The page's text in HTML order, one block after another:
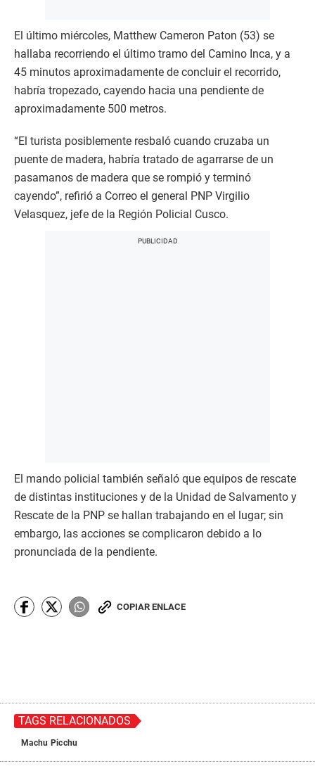
El último miércoles, Matthew Cameron Paton (53) se
hallaba recorriendo el último tramo del Camino Inca, y a
45 minutos aproximadamente de concluir el recorrido,
habría tropezado, cayendo hacia una pendiente de
aproximadamente 500 metros.
“El turista posiblemente resbaló cuando cruzaba un
puente de madera, habría tratado de agarrarse de un
pasamanos de madera que se rompió y terminó
cayendo”, refirió a Correo el general PNP Virgilio
Velasquez, jefe de la Región Policial Cusco.
El mando policial también señaló que equipos de rescate
de distintas instituciones y de la Unidad de Salvamento y
Rescate de la PNP se hallan trabajando en el lugar; sin
embargo, las acciones se complicaron debido a lo
pronunciada de la pendiente.
COPIAR ENLACE
TAGS RELACIONADOS
Machu Picchu